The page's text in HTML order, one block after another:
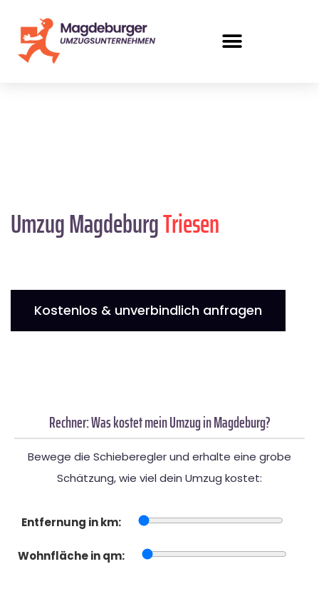
Umzug MagdeburgTriesen
Kostenlos & unverbindlich anfragen
Rechner: Was kostet mein Umzug in Magdeburg?
Bewege die Schieberegler und erhalte eine grobe
Schätzung, wie viel dein Umzug kostet:
Entfernung in km:
Wohnfläche in qm: